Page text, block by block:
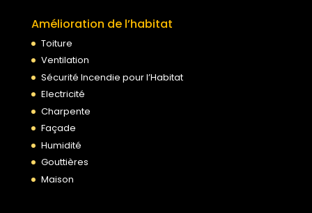
Amélioration de l’habitat
Toiture
Ventilation
Sécurité Incendie pour l’Habitat
Electricité
Charpente
Façade
Humidité
Gouttières
Maison